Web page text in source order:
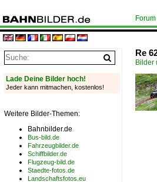
Forum
Re
Bilder
Lade Deine Bilder hoch!
Jeder kann mitmachen, kostenlos!
Weitere Bilder-Themen:
Bahnbilder.de
Bus-bild.de
Fahrzeugbilder.de
Schiffbilder.de
Flugzeug-bild.de
Staedte-fotos.de
Landschaftsfotos.eu